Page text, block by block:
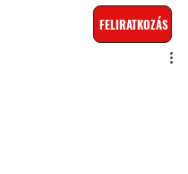
FELIRATKOZÁS